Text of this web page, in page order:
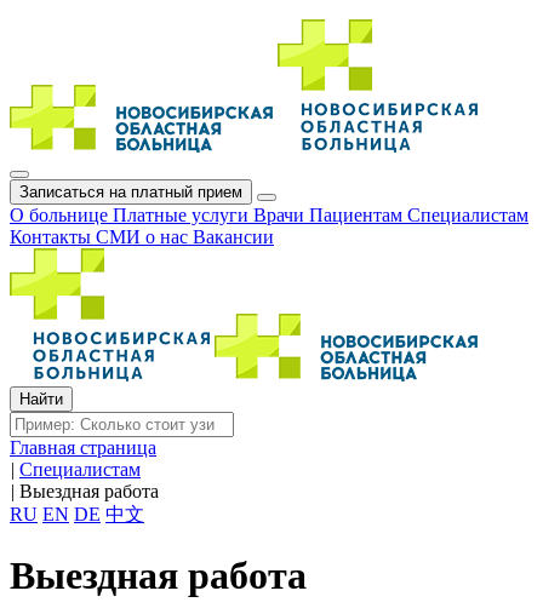
Записаться на платный прием
О больнице Платные услуги Врачи Пациентам Специалистам
Контакты СМИ о нас Вакансии
Главная страница
| Специалистам
| Выездная работа
RU EN DE 中文
Выездная работа